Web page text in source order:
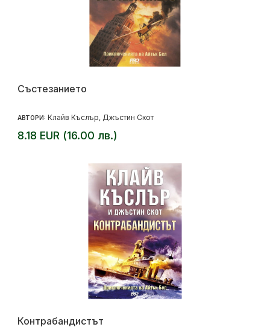
Състезанието
АВТОРИ: Клайв Къслър Джъстин Скот
8.18 EUR (16.00 лв.)
Контрабандистът